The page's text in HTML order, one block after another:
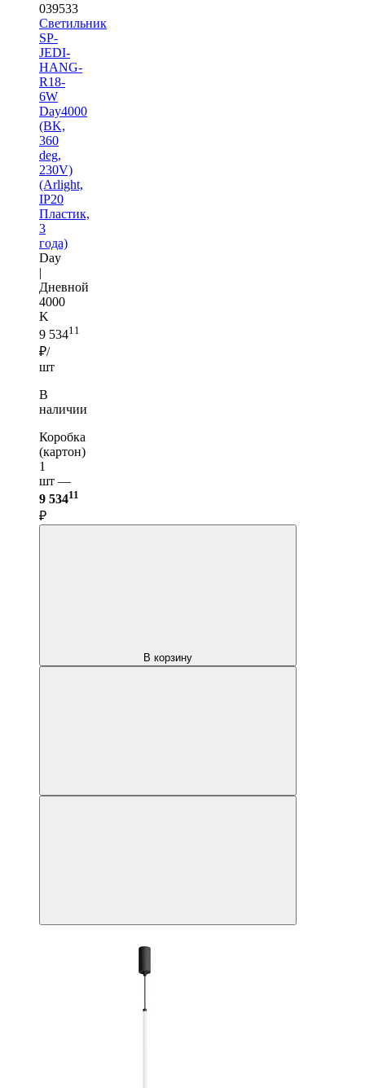
039533
Светильник
SP-
JEDI-
HANG-
R18-
6W
Day4000
(BK,
360
deg,
230V)
(Arlight,
IP20
Пластик,
3
года)
Day
|
Дневной
4000
K
9 53411
₽/
шт
В
наличии
Коробка
(картон)
1
шт —
9 53411
₽
В корзину